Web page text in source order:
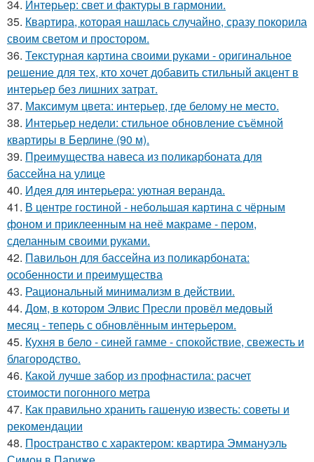
34. Интерьер: свет и фактуры в гармонии.
35. Квартира, которая нашлась случайно, сразу покорила
своим светом и простором.
36. Текстурная картина своими руками - оригинальное
решение для тех, кто хочет добавить стильный акцент в
интерьер без лишних затрат.
37. Максимум цвета: интерьер, где белому не место.
38. Интерьер недели: стильное обновление съёмной
квартиры в Берлине (90 м).
39. Преимущества навеса из поликарбоната для
бассейна на улице
40. Идея для интерьера: уютная веранда.
41. В центре гостиной - небольшая картина с чёрным
фоном и приклеенным на неё макраме - пером,
сделанным своими руками.
42. Павильон для бассейна из поликарбоната:
особенности и преимущества
43. Рациональный минимализм в действии.
44. Дом, в котором Элвис Пресли провёл медовый
месяц - теперь с обновлённым интерьером.
45. Кухня в бело - синей гамме - спокойствие, свежесть и
благородство.
46. Какой лучше забор из профнастила: расчет
стоимости погонного метра
47. Как правильно хранить гашеную известь: советы и
рекомендации
48. Пространство с характером: квартира Эммануэль